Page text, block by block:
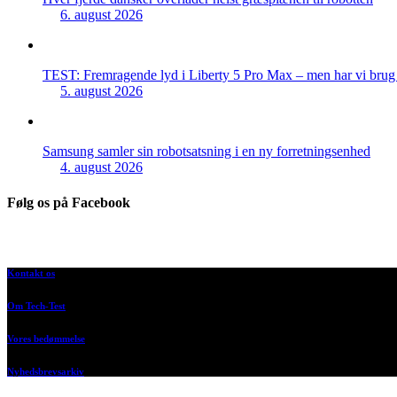
6. august 2026
TEST: Fremragende lyd i Liberty 5 Pro Max – men har vi brug
5. august 2026
Samsung samler sin robotsatsning i en ny forretningsenhed
4. august 2026
Følg os på Facebook
Kontakt os
Om Tech-Test
Vores bedømmelse
Nyhedsbrevsarkiv